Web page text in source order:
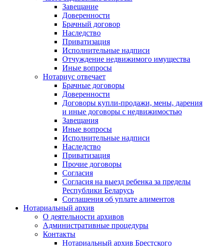
Завещание
Доверенности
Брачный договор
Наследство
Приватизация
Исполнительные надписи
Отчуждение недвижимого имущества
Иные вопросы
Нотариус отвечает
Брачные договоры
Доверенности
Договоры купли-продажи, мены, дарения
и иные договоры с недвижимостью
Завещания
Иные вопросы
Исполнительные надписи
Наследство
Приватизация
Прочие договоры
Согласия
Согласия на выезд ребенка за пределы
Республики Беларусь
Соглашения об уплате алиментов
Нотариальный архив
О деятельности архивов
Административные процедуры
Контакты
Нотариальный архив Брестского